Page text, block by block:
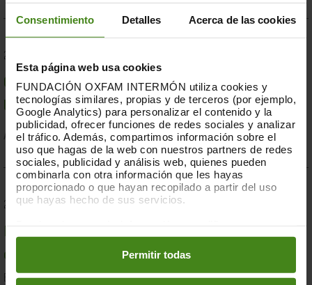
Consentimiento Detalles Acerca de las cookies
Esta página web usa cookies
FUNDACIÓN OXFAM INTERMÓN utiliza cookies y
tecnologías similares, propias y de terceros (por ejemplo,
Google Analytics) para personalizar el contenido y la
publicidad, ofrecer funciones de redes sociales y analizar
el tráfico. Además, compartimos información sobre el
uso que hagas de la web con nuestros partners de redes
sociales, publicidad y análisis web, quienes pueden
combinarla con otra información que les hayas
proporcionado o que hayan recopilado a partir del uso
que hayas hecho de sus servicios.
preferencias accediendo a nuestraPolítica de Cookieso
en los botones facilitados a continuación:
Permitir todas
23.07.2019
Compromesos o complaents: una resposta fallida a
la crisi per sequera a la Banya d'Àfrica de 2019
Acció Humanitària-Resiliència i Mitjans de Vida
28.03.2019
desigualtat a Espanya
En el marc de la lluita contra la desigualtat, Oxfam Intermón ha